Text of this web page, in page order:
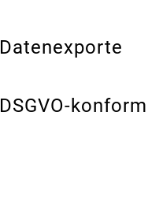
Datenexporte
DSGVO-